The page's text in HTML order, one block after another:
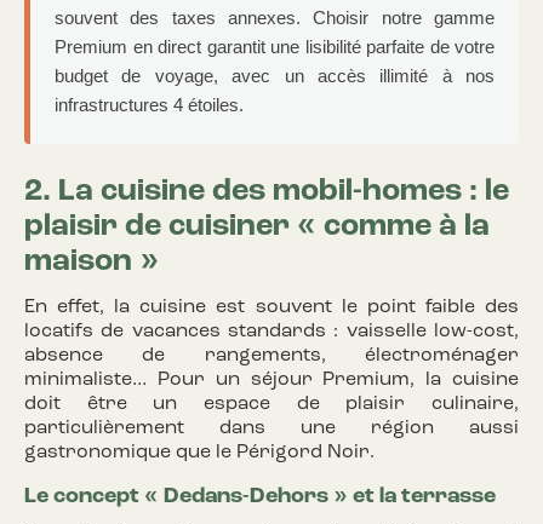
souvent des taxes annexes. Choisir notre gamme
Premium en direct garantit une lisibilité parfaite de votre
budget de voyage, avec un accès illimité à nos
infrastructures 4 étoiles.
2. La cuisine des mobil-homes : le
plaisir de cuisiner « comme à la
maison »
En effet, la cuisine est souvent le point faible des
locatifs de vacances standards : vaisselle low-cost,
absence de rangements, électroménager
minimaliste… Pour un séjour Premium, la cuisine
doit être un espace de plaisir culinaire,
particulièrement dans une région aussi
gastronomique que le Périgord Noir.
Le concept « Dedans-Dehors » et la terrasse